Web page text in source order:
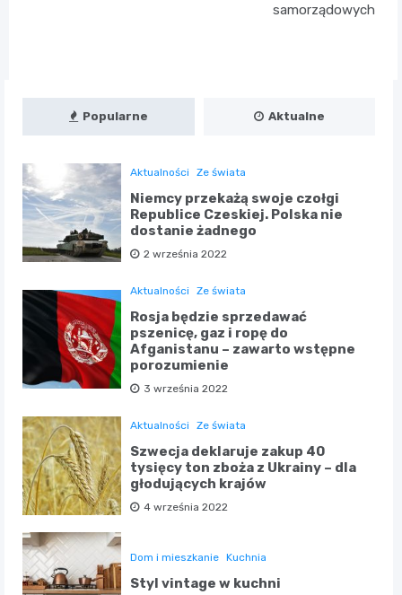
samorządowych
Popularne Aktualne
Aktualności Ze świata
Niemcy przekażą swoje czołgi
Republice Czeskiej. Polska nie
dostanie żadnego
2 września 2022
Aktualności Ze świata
Rosja będzie sprzedawać
pszenicę, gaz i ropę do
Afganistanu – zawarto wstępne
porozumienie
3 września 2022
Aktualności Ze świata
Szwecja deklaruje zakup 40
tysięcy ton zboża z Ukrainy – dla
głodujących krajów
4 września 2022
Dom i mieszkanie Kuchnia
Styl vintage w kuchni